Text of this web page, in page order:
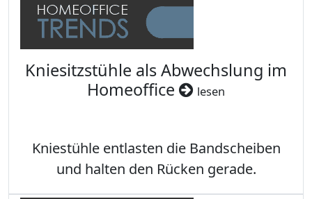
Kniesitzstühle als Abwechslung im
Homeoffice
lesen
Kniestühle entlasten die Bandscheiben
und halten den Rücken gerade.